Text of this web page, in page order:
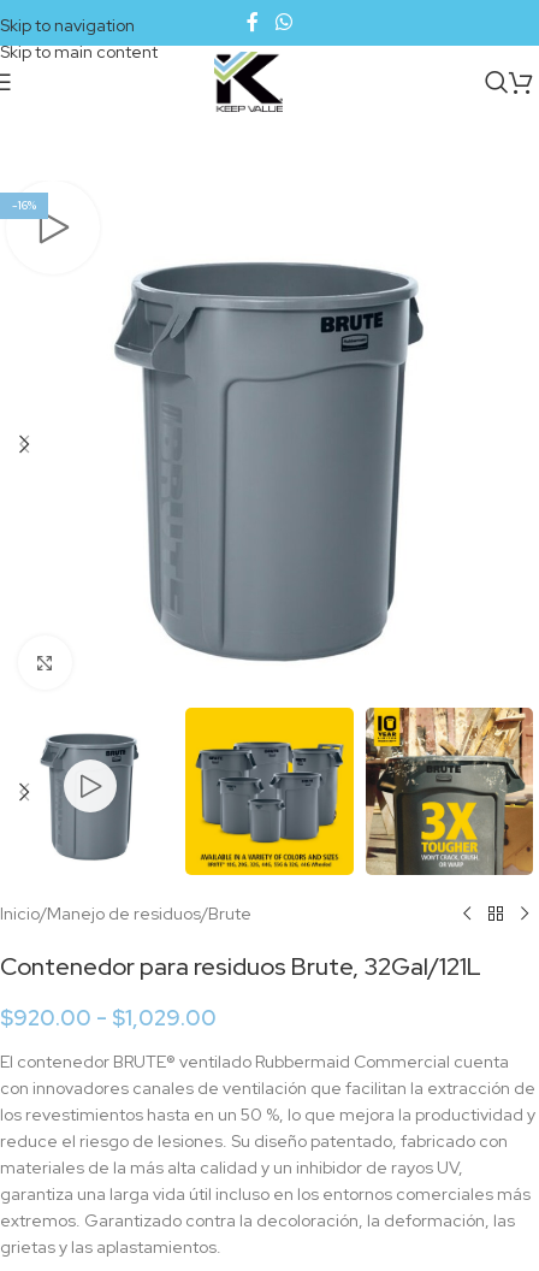
Skip to navigation
Skip to main content
-16%
Inicio/Manejo de residuos/Brute
Contenedor para residuos Brute, 32Gal/121L
$920.00 - $1,029.00
El contenedor BRUTE® ventilado Rubbermaid Commercial cuenta
con innovadores canales de ventilación que facilitan la extracción de
los revestimientos hasta en un 50 %, lo que mejora la productividad y
reduce el riesgo de lesiones. Su diseño patentado, fabricado con
materiales de la más alta calidad y un inhibidor de rayos UV,
garantiza una larga vida útil incluso en los entornos comerciales más
extremos. Garantizado contra la decoloración, la deformación, las
grietas y las aplastamientos.